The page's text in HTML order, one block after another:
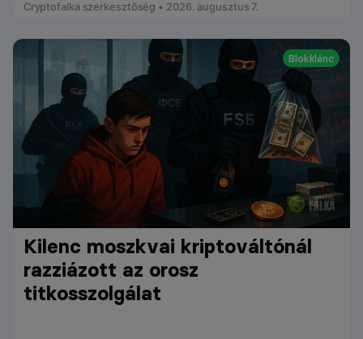
Cryptofalka szerkesztőség • 2026. augusztus 7.
Blokklánc
Kilenc moszkvai kriptováltónál
razziázott az orosz
titkosszolgálat